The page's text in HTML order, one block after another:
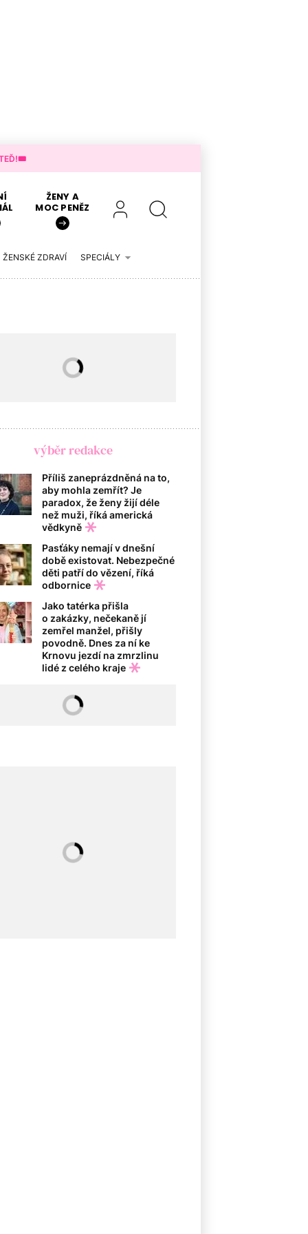
TEĎ!🎟️
ŽENY A
MOC PENĚZ
ŽENSKÉ ZDRAVÍ SPECIÁLY
výběr redakce
Příliš zaneprázdněná na to,
aby mohla zemřít? Je
paradox, že ženy žijí déle
než muži, říká americká
vědkyně
Pasťáky nemají v dnešní
době existovat. Nebezpečné
děti patří do vězení, říká
odbornice
Jako tatérka přišla
o zakázky, nečekaně jí
zemřel manžel, přišly
povodně. Dnes za ní ke
Krnovu jezdí na zmrzlinu
lidé z celého kraje